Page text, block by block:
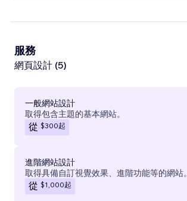
服務
網頁設計 (5)
一般網站設計
取得包含主題的基本網站。
從 $300起
進階網站設計
取得具備自訂視覺效果、進階功能等的網站。
從 $1,000起